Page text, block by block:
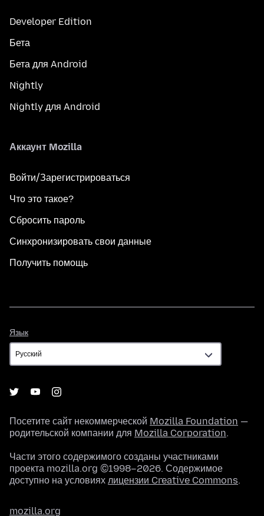
Developer Edition
Бета
Бета для Android
Nightly
Nightly для Android
Аккаунт Mozilla
Войти/Зарегистрироваться
Что это такое?
Сбросить пароль
Синхронизировать свои данные
Получить помощь
Язык
Посетите сайт некоммерческой Mozilla Foundation —
родительской компании для Mozilla Corporation.
Части этого содержимого созданы участниками
проекта mozilla.org ©1998–2026. Содержимое
доступно на условиях лицензии Creative Commons.
mozilla.org